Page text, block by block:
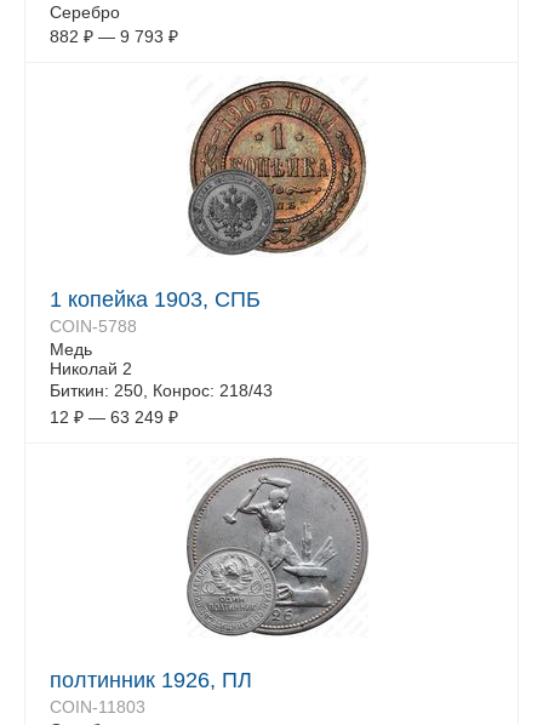
Серебро
882 ₽ — 9 793 ₽
1 копейка 1903, СПБ
COIN-5788
Медь
Николай 2
Биткин: 250, Конрос: 218/43
12 ₽ — 63 249 ₽
полтинник 1926, ПЛ
COIN-11803